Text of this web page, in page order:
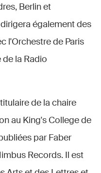
Berlin et
également des
l'Orchestre de Paris
la Radio
de la chaire
au King's College de
par Faber
Records. Il est